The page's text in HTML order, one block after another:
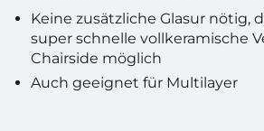
Keine zusätzliche Glasur nötig,
super schnelle vollkeramische
Chairside möglich
Auch geeignet für Multilayer